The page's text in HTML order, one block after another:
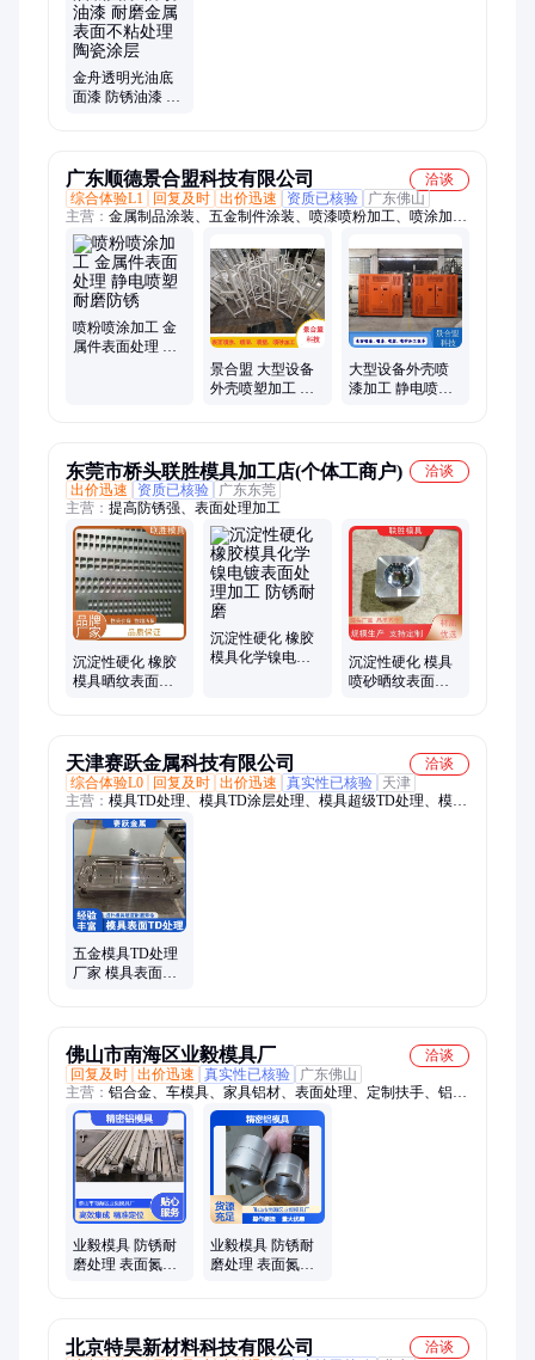
油原液、镀膜纳米液、五金不锈钢、不锈钢拉丝、金属防指纹
剂、不锈钢指纹油、水性电镀光油、涂层疏水拒油、拉丝电镀镜
面、电镀拉丝表面、表带表壳金属、不锈钢防指纹
金舟透明光油底
面漆 防锈油漆 耐
广东顺德景合盟科技有限公司
洽谈
综合体验L1
回复及时 出价迅速 资质已核验
广东佛山
主营： 金属制品涂装、五金制件涂装、喷漆喷粉加工、喷涂加工
处理、喷漆、喷粉、喷涂、喷塑、表面涂装加工、喷砂、金属涂
装
喷粉喷涂加工 金
属件表面处理 静
景合盟 大型设备
外壳喷塑加工 耐
大型设备外壳喷
漆加工 静电喷涂
东莞市桥头联胜模具加工店(个体工商户)
洽谈
出价迅速
资质已核验
广东东莞
主营： 提高防锈强、表面处理加工
沉淀性硬化 橡胶
模具晒纹表面处
沉淀性硬化 橡胶
模具化学镍电镀
沉淀性硬化 模具
喷砂晒纹表面处
天津赛跃金属科技有限公司
洽谈
综合体验L0
回复及时 出价迅速 真实性已核验
天津
主营： 模具TD处理、模具TD涂层处理、模具超级TD处理、模具
表面处理、模具PVD处理、模具超硬化处理、冲压模具TD处
理、模具超级高TD-S温类涂层处理、模具真空镀膜、模具表面
超硬化处理、模具TD加硬处理、冲压件pvd处理、模具td处理
五金模具TD处理
厂家 模具表面涂
佛山市南海区业毅模具厂
洽谈
回复及时 出价迅速 真实性已核验
广东佛山
主营： 铝合金、车模具、家具铝材、表面处理、定制扶手、铝材
定制、走廊扶手、折叠支架、转角扶手、零件定制、建筑幕墙、
商用扶手、定制产品、框架定制、工业支架、旋转支架、挤压铝
材、立式支架、铝板定制、注塑模具、楼梯扶手、大屏支架、外
壳定制、压铸模具、商用支架
业毅模具 防锈耐
磨处理 表面氮化
业毅模具 防锈耐
磨处理 表面氮化
北京特昊新材料科技有限公司
洽谈